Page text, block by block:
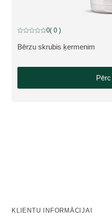
SKATĪT PRODUKTU:
Bērzu skrubis ķermenim
Pašreizējais vērtējums: 0 no 5
0( 0 )
KLIENTU INFORMĀCIJAI